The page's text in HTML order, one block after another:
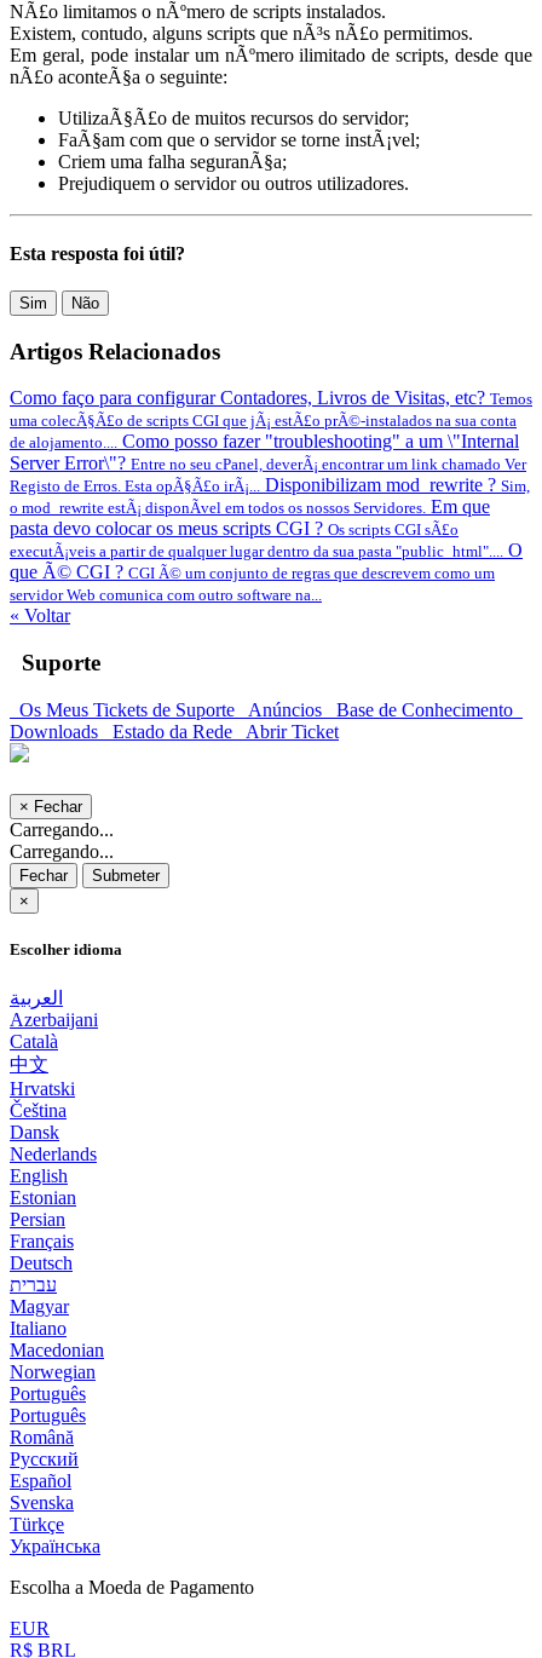
NÃ£o limitamos o nÃºmero de scripts instalados.
Existem, contudo, alguns scripts que nÃ³s nÃ£o permitimos.
Em geral, pode instalar um nÃºmero ilimitado de scripts, desde que
nÃ£o aconteÃ§a o seguinte:
UtilizaÃ§Ã£o de muitos recursos do servidor;
FaÃ§am com que o servidor se torne instÃ¡vel;
Criem uma falha seguranÃ§a;
Prejudiquem o servidor ou outros utilizadores.
Esta resposta foi útil?
Sim Não
Artigos Relacionados
Como faço para configurar Contadores, Livros de Visitas, etc? Temos
uma colecÃ§Ã£o de scripts CGI que jÃ¡ estÃ£o prÃ©-instalados na sua conta
de alojamento.... Como posso fazer "troubleshooting" a um \"Internal
Server Error\"? Entre no seu cPanel, deverÃ¡ encontrar um link chamado Ver
Registo de Erros. Esta opÃ§Ã£o irÃ¡... Disponibilizam mod_rewrite ? Sim,
o mod_rewrite estÃ¡ disponÃ­vel em todos os nossos Servidores. Em que
pasta devo colocar os meus scripts CGI ? Os scripts CGI sÃ£o
executÃ¡veis a partir de qualquer lugar dentro da sua pasta "public_html".... O
que Ã© CGI ? CGI Ã© um conjunto de regras que descrevem como um
servidor Web comunica com outro software na...
« Voltar
Suporte
Os Meus Tickets de Suporte Anúncios
Base de Conhecimento
Downloads
Estado da Rede Abrir Ticket
× Fechar
Carregando...
Carregando...
Fechar
Submeter
×
Escolher idioma
العربية
Azerbaijani
Català
中文
Hrvatski
Čeština
Dansk
Nederlands
English
Estonian
Persian
Français
Deutsch
עברית
Magyar
Italiano
Macedonian
Norwegian
Português
Português
Română
Русский
Español
Svenska
Türkçe
Українська
Escolha a Moeda de Pagamento
EUR
R$ BRL